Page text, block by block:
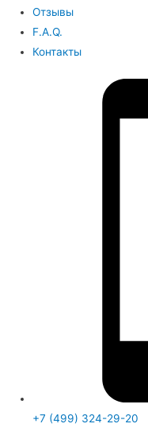
Отзывы
F.A.Q.
Контакты
+7 (499) 324-29-20